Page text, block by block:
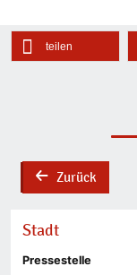
teilen
backZurück
Stadt
Pressestelle